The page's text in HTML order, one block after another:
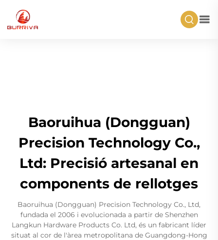
Baoruihua (Dongguan)
Precision Technology Co.,
Ltd: Precisió artesanal en
components de rellotges
Baoruihua (Dongguan) Precision Technology Co., Ltd,
fundada el 2006 i evolucionada a partir de Shenzhen
Langkun Hardware Products Co. Ltd, és un fabricant líder
situat al cor de l'àrea metropolitana de Guangdong-Hong